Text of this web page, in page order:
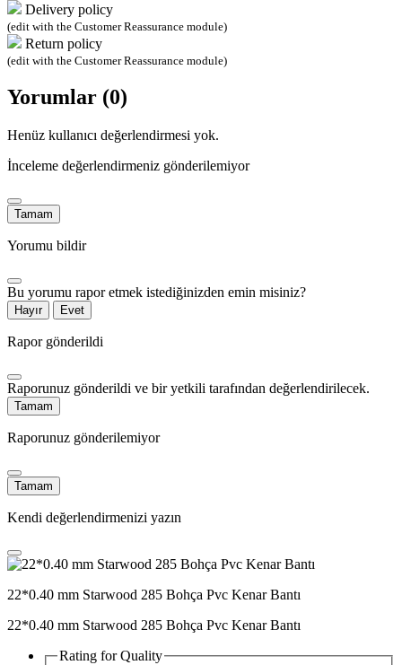
Delivery policy
(edit with the Customer Reassurance module)
Return policy
(edit with the Customer Reassurance module)
Yorumlar (0)
Henüz kullanıcı değerlendirmesi yok.
İnceleme değerlendirmeniz gönderilemiyor
Tamam
Yorumu bildir
Bu yorumu rapor etmek istediğinizden emin misiniz?
Hayır Evet
Rapor gönderildi
Raporunuz gönderildi ve bir yetkili tarafından değerlendirilecek.
Tamam
Raporunuz gönderilemiyor
Tamam
Kendi değerlendirmenizi yazın
22*0.40 mm Starwood 285 Bohça Pvc Kenar Bantı
22*0.40 mm Starwood 285 Bohça Pvc Kenar Bantı
Rating forQuality